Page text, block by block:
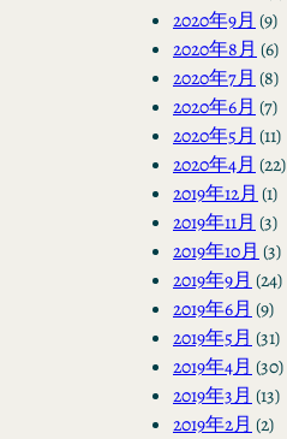
2020年9月 (9)
2020年8月 (6)
2020年7月 (8)
2020年6月 (7)
2020年5月 (11)
2020年4月 (22)
2019年12月 (1)
2019年11月 (3)
2019年10月 (3)
2019年9月 (24)
2019年6月 (9)
2019年5月 (31)
2019年4月 (30)
2019年3月 (13)
2019年2月 (2)